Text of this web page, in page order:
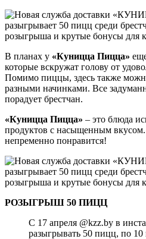
В планах у «Куницца Пицца»
которые вскружат голову от
Помимо пиццы, здесь также
разными начинками. Все
порадует брестчан.
«Куницца Пицца» – это блюда
продуктов с насыщенным
непременно понравится!
РОЗЫГРЫШ 50 ПИЦЦ
С 17 апреля @kzz.by в
разыгрывать 50 пицц, по